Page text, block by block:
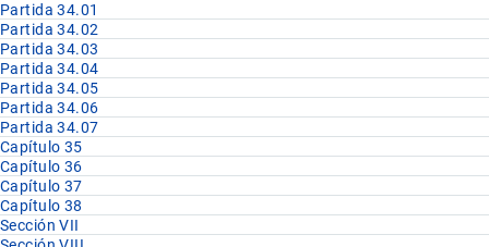
Partida 34.01
Partida 34.02
Partida 34.03
Partida 34.04
Partida 34.05
Partida 34.06
Partida 34.07
Capítulo 35
Capítulo 36
Capítulo 37
Capítulo 38
Sección VII